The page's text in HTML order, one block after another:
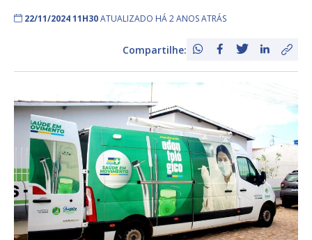
22/11/2024 11H30ATUALIZADO HÁ 2 ANOS ATRÁS
Compartilhe: